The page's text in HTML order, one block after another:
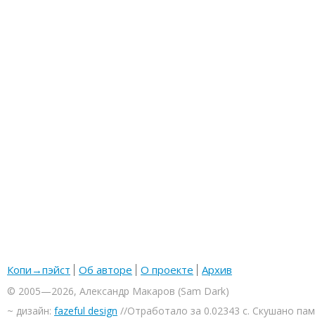
Копи→пэйст Об авторе О проекте Архив
© 2005—2026, Александр Макаров (Sam Dark)
~ дизайн: fazeful design //Отработало за 0.02343 с. Скушано